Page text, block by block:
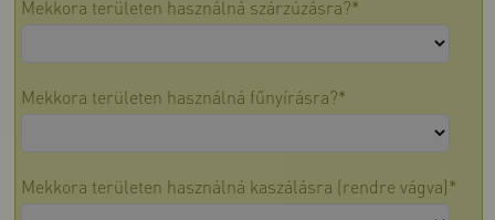
Mekkora területen használná szárzúzásra?*
Mekkora területen használná fűnyírásra?*
Mekkora területen használná kaszálásra (rendre vágva)*